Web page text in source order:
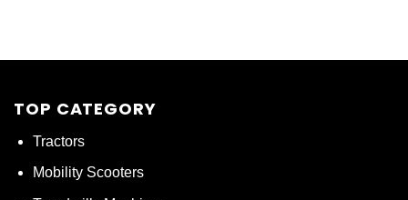
TOP CATEGORY
Tractors
Mobility Scooters